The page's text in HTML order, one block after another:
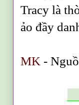
Tracy là
ảo đầy
MK -